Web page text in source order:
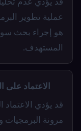
عملية تطوير
هو إجراء بحث
المستهدف.
الاعتماد على
قد يؤدي
مرونة البرمجيات